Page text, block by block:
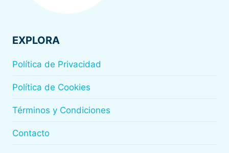
EXPLORA
Política de Privacidad
Política de Cookies
Términos y Condiciones
Contacto